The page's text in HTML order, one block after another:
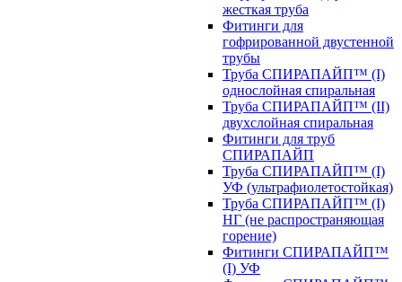
жесткая труба
Фитинги для
гофрированной двустенной
трубы
Труба СПИРАПАЙП™ (I)
однослойная спиральная
Труба СПИРАПАЙП™ (II)
двухслойная спиральная
Фитинги для труб
СПИРАПАЙП
Труба СПИРАПАЙП™ (I)
УФ (ультрафиолетостойкая)
Труба СПИРАПАЙП™ (I)
НГ (не распространяющая
горение)
Фитинги СПИРАПАЙП™
(I) УФ